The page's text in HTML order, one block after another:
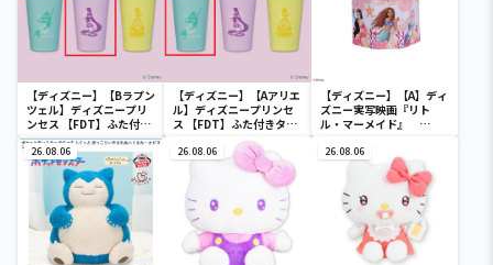
【ディズニー】【Bラプン
ツェル】ディズニープリ
ンセス 【FDT】ふた付き
タンブラー
【ディズニー】【Aアリエ
ル】ディズニープリンセ
ス 【FDT】ふた付きタン
【ディズニー】【A】ディ
ズニー実写映画『リト
ル・マーメイド』
チェアー
26.08.06 26.08.06 26.08.06